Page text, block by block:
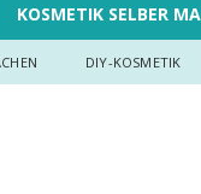
KOSMETIK SELBER
DIY-KOSMETIK